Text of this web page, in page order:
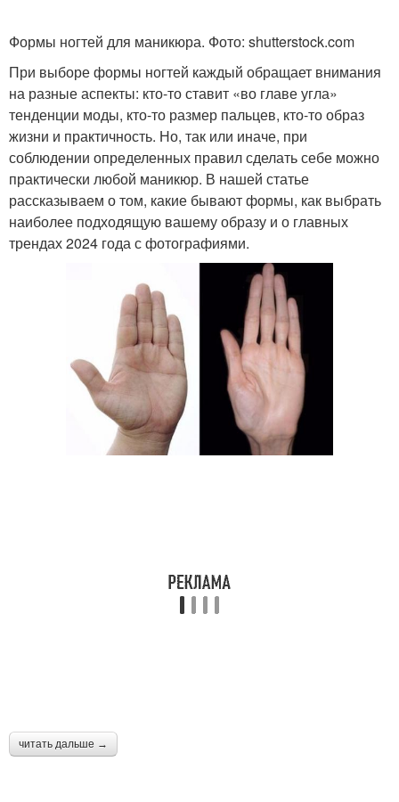
Формы ногтей для маникюра. Фото: shutterstock.com
При выборе формы ногтей каждый обращает внимания
на разные аспекты: кто-то ставит «во главе угла»
тенденции моды, кто-то размер пальцев, кто-то образ
жизни и практичность. Но, так или иначе, при
соблюдении определенных правил сделать себе можно
практически любой маникюр. В нашей статье
рассказываем о том, какие бывают формы, как выбрать
наиболее подходящую вашему образу и о главных
трендах 2024 года с фотографиями.
читать дальше →